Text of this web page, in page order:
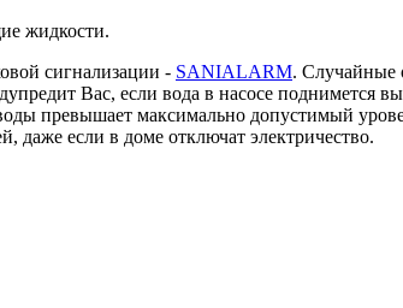
жидкости.
сигнализации - SANIALARM. Случайные
Вас, если вода в насосе поднимется
превышает максимально допустимый
даже если в доме отключат электричество.